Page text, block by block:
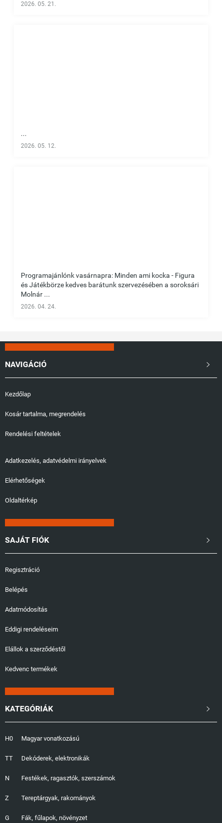
2026. 05. 21.
...
2026. 05. 12.
Programajánlónk vasárnapra: Minden ami kocka - Figura
és Játékbörze kedves barátunk szervezésében a soroksári
Molnár ...
2026. 04. 24.
NAVIGÁCIÓ 
Kezdőlap
Kosár tartalma, megrendelés
Rendelési feltételek
Adatkezelés, adatvédelmi irányelvek
Elérhetőségek
Oldaltérkép
SAJÁT FIÓK 
Regisztráció
Belépés
Adatmódosítás
Eddigi rendeléseim
Elállok a szerződéstől
Kedvenc termékek
KATEGÓRIÁK 
H0
TT
N
Z
G
Magyar vonatkozású
Dekóderek, elektronikák
Festékek, ragasztók, szerszámok
Tereptárgyak, rakományok
Fák, fűlapok, növényzet